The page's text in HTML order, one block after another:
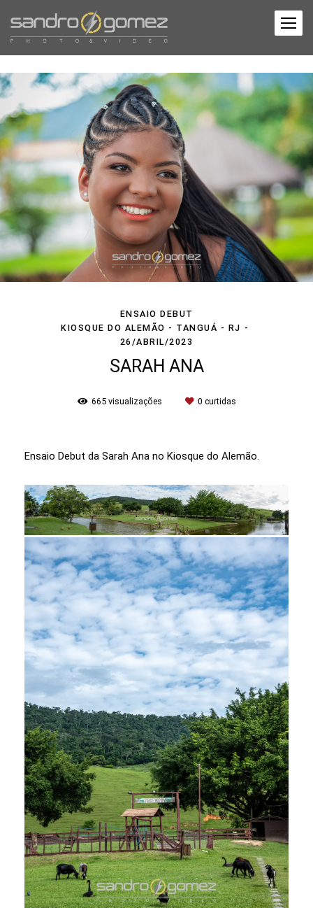
ENSAIO DEBUT
KIOSQUE DO ALEMÃO - TANGUÁ - RJ
26/ABRIL/2023
SARAH ANA
665visualizações 0 curtidas
Ensaio Debut da Sarah Ana no Kiosque do Alemão.